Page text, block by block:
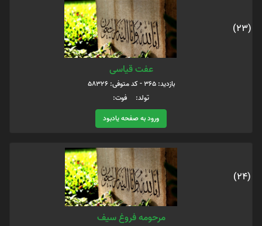
(23)
عفت قیاسی
بازدید: 365 - کد متوفی: 58326
تولد: فوت:
ورود به صفحه یادبود
(24)
مرحومه فروغ سیف